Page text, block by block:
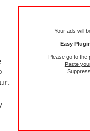
Your ads will
Easy
Please go to the
Paste